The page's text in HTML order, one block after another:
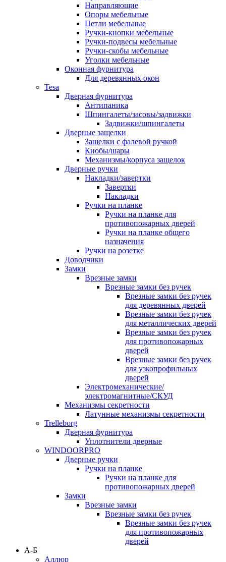
Направляющие
Опоры мебельные
Петли мебельные
Ручки-кнопки мебельные
Ручки-подвесы мебельные
Ручки-скобы мебельные
Уголки мебельные
Оконная фурнитура
Для деревянных окон
Tesa
Дверная фурнитура
Антипаника
Шпингалеты/засовы/задвижки
Задвижки/шпингалеты
Дверные защелки
Защелки с фалевой ручкой
Кнобы/шары
Механизмы/корпуса защелок
Дверные ручки
Накладки/завертки
Завертки
Накладки
Ручки на планке
Ручки на планке для
противопожарных дверей
Ручки на планке общего
назначения
Ручки на розетке
Доводчики
Замки
Врезные замки
Врезные замки без ручек
Врезные замки без ручек
для деревянных дверей
Врезные замки без ручек
для металлических дверей
Врезные замки без ручек
для противопожарных
дверей
Врезные замки без ручек
для узкопрофильных
дверей
Электромеханические/
электромагнитные/СКУД
Механизмы секретности
Латунные механизмы секретности
Trelleborg
Дверная фурнитура
Уплотнители дверные
WINDOORPRO
Дверные ручки
Ручки на планке
Ручки на планке для
противопожарных дверей
Замки
Врезные замки
Врезные замки без ручек
Врезные замки без ручек
для противопожарных
дверей
А-Б
Аллюр